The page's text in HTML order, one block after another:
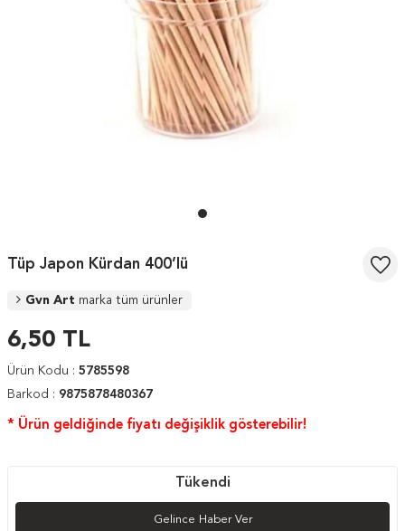
Tüp Japon Kürdan 400’lü
Gvn Art marka tüm ürünler
6,50 TL
Ürün Kodu : 5785598
Barkod : 9875878480367
* Ürün geldiğinde fiyatı değişiklik gösterebilir!
Tükendi
Gelince Haber Ver